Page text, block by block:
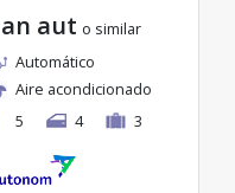
aut o similar
Automático
Aire acondicionado
5
4 3